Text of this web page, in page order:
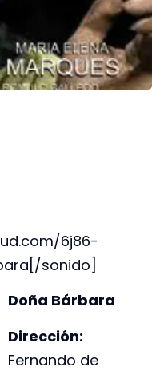
6j86-
sonido]
Doña Bárbara
Dirección:
Fernando de